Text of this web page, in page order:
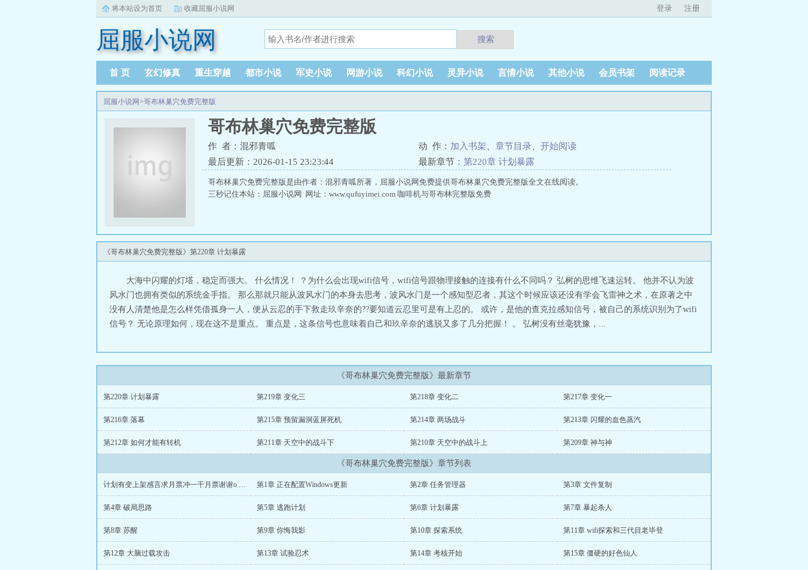
将本站设为首页 收藏屈服小说网 登录 注册
屈服小说网 搜索
首 页 玄幻修真 重生穿越 都市小说 军史小说 网游小说 科幻小说 灵异小说 言情小说 其他小说 会员书架 阅读记录
屈服小说网>哥布林巢穴免费完整版
哥布林巢穴免费完整版
作 者：混邪青呱 动 作： 加入书架 章节目录
开始阅读
最后更新：2026-01-15 23:23:44
最新章节： 第220章 计划暴露
哥布林巢穴免费完整版是由作者：混邪青呱所著，屈服小说网免费提供哥布林巢穴免费完整版全文在线阅读。
三秒记住本站：屈服小说网 网址：www.qufuyimei.com 咖啡机与哥布林完整版免费
《哥布林巢穴免费完整版》第220章 计划暴露
大海中闪耀的灯塔，稳定而强大。 什么情况！ ？为什么会出现wifi信号，wifi信号跟物理接触的连接有什么不同吗？ 弘树的思维飞速运转。 他并不认为波
风水门也拥有类似的系统金手指。 那么那就只能从波风水门的本身去思考，波风水门是一个感知型忍者，其这个时候应该还没有学会飞雷神之术，在原著之中
没有人清楚他是怎么样凭借孤身一人，便从云忍的手下救走玖辛奈的??要知道云忍里可是有上忍的。 或许，是他的查克拉感知信号，被自己的系统识别为了wifi
信号？ 无论原理如何，现在这不是重点。 重点是，这条信号也意味着自己和玖辛奈的逃脱又多了几分把握！ 。 弘树没有丝毫犹豫，...
《哥布林巢穴免费完整版》最新章节
第220章 计划暴露 第219章 变化三 第218章 变化二 第217章 变化一
第216章 落幕 第215章 预留漏洞蓝屏死机 第214章 两场战斗 第213章 闪耀的血色蒸汽
第212章 如何才能有转机 第211章 天空中的战斗下 第210章 天空中的战斗上 第209章 神与神
《哥布林巢穴免费完整版》章节列表
计划有变上架感言求月票冲一千月票谢谢o ∩ω∩ m喵 第1章 正在配置Windows更新 第2章 任务管理器 第3章 文件复制
第4章 破局思路 第5章 逃跑计划 第6章 计划暴露 第7章 暴起杀人
第8章 苏醒 第9章 你悔我影 第10章 探索系统 第11章 wifi探索和三代目老毕登
第12章 大脑过载攻击 第13章 试验忍术 第14章 考核开始 第15章 僵硬的好色仙人